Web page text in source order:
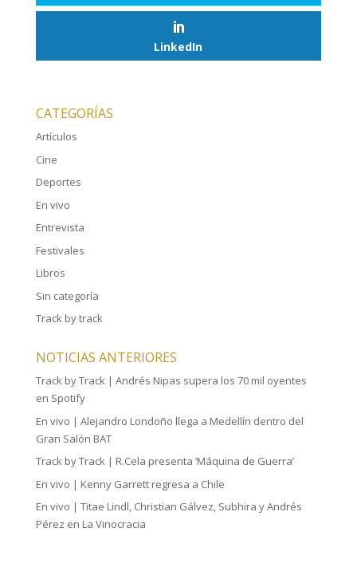
LinkedIn
CATEGORÍAS
Artículos
Cine
Deportes
En vivo
Entrevista
Festivales
Libros
Sin categoría
Track by track
NOTICIAS ANTERIORES
Track by Track | Andrés Nipas supera los 70 mil oyentes
en Spotify
En vivo | Alejandro Londoño llega a Medellín dentro del
Gran Salón BAT
Track by Track | R.Cela presenta ‘Máquina de Guerra’
En vivo | Kenny Garrett regresa a Chile
En vivo | Titae Lindl, Christian Gálvez, Subhira y Andrés
Pérez en La Vinocracia